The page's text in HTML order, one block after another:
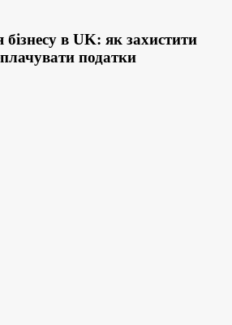
в UK: як захистити
податки